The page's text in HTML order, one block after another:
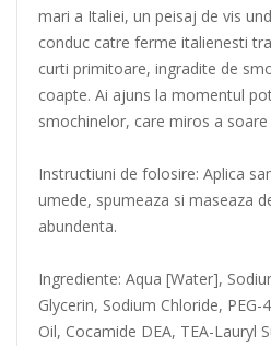
mari a Italiei, un peisaj de vis
conduc catre ferme italienesti
curti primitoare, ingradite de
coapte. Ai ajuns la momentul
smochinelor, care miros a soare
Instructiuni de folosire: Aplica
umede, spumeaza si maseaza
abundenta.
Ingrediente: Aqua [Water],
Glycerin, Sodium Chloride,
Oil, Cocamide DEA, TEA-Lauryl